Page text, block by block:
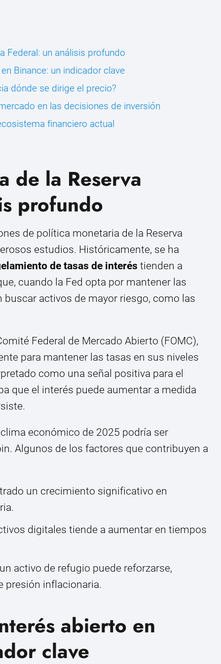
Federal: un análisis profundo
Binance: un indicador clave
dónde se dirige el precio?
en las decisiones de inversión
financiero actual
de la Reserva
profundo
de política monetaria de la Reserva
estudios. Históricamente, se ha
de tasas de interés tienden a
cuando la Fed opta por mantener las
activos de mayor riesgo, como las
Federal de Mercado Abierto (FOMC),
para mantener las tasas en sus niveles
como una señal positiva para el
que el interés puede aumentar a medida
económico de 2025 podría ser
Algunos de los factores que contribuyen a
un crecimiento significativo en
digitales tiende a aumentar en tiempos
activo de refugio puede reforzarse,
presión inflacionaria.
abierto en
clave